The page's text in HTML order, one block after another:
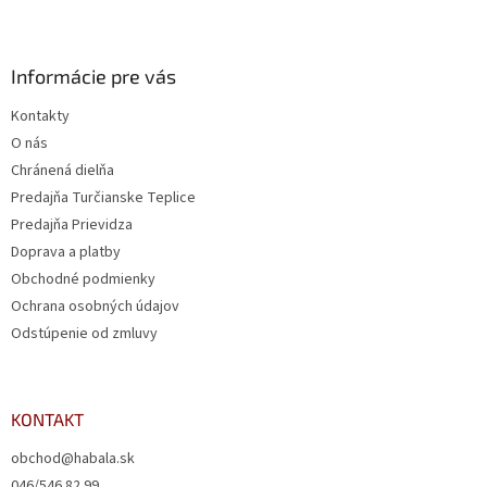
Informácie pre vás
Kontakty
O nás
Chránená dielňa
Predajňa Turčianske Teplice
Predajňa Prievidza
Doprava a platby
Obchodné podmienky
Ochrana osobných údajov
Odstúpenie od zmluvy
KONTAKT
obchod@habala.sk